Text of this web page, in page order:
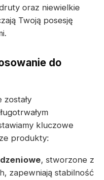
oraz niewielkie
Twoją posesję
do
kluczowe
produkty:
, stworzone z
zapewniają stabilność